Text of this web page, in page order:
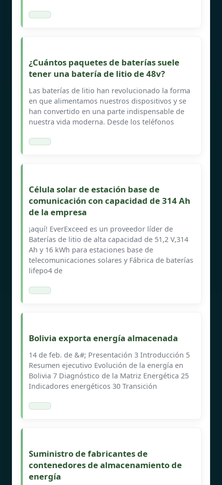
¿Cuántos paquetes de baterías suele
tener una batería de litio de 48v?
Las baterías de litio han revolucionado la forma
en que alimentamos nuestros dispositivos y se
han convertido en una parte indispensable de
nuestra vida moderna. Desde los teléfonos
Célula solar de estación base de
comunicación con capacidad de 314 Ah
de la empresa
¡aquí! EverExceed es un proveedor líder de
Baterías de litio de alta capacidad de 51,2 V,314
Ah y 16 kWh para estaciones base de
telecomunicaciones solares y Fábrica de baterías
lifepo4 de
Bolivia exporta energía almacenada
14 de feb. de &#; Presentación 3 Introducción 5
Resumen ejecutivo Evolución de la energía en
Bolivia 7 Diagnóstico de la Matriz Energética 25
Indicadores energéticos 30 Transición
Suministro de fabricantes de
contenedores de almacenamiento de
energía